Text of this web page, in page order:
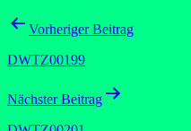
Beitragsnavigation
Vorheriger Beitrag
DWTZ00199
Nächster Beitrag